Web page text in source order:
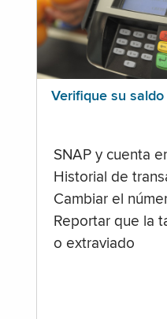
Verifique su saldo
SNAP y cuenta
Historial de
Cambiar el
Reportar que la
o extraviado